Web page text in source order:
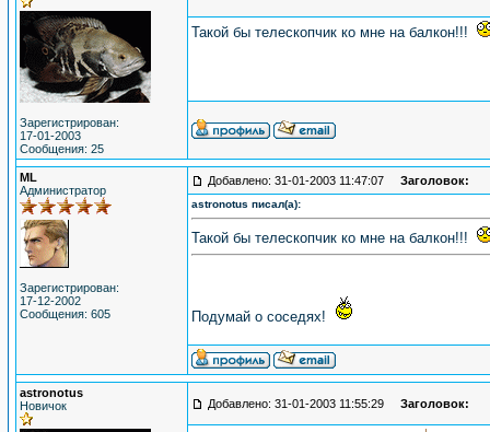
Зарегистрирован:
17-01-2003
Сообщения: 25
Такой бы телескопчик ко мне на балкон!!!
ML
Администратор
Зарегистрирован:
17-12-2002
Сообщения: 605
Добавлено: 31-01-2003 11:47:07 Заголовок:
astronotus писал(а):
Такой бы телескопчик ко мне на балкон!!!
Подумай о соседях!
astronotus
Новичок
Добавлено: 31-01-2003 11:55:29 Заголовок: